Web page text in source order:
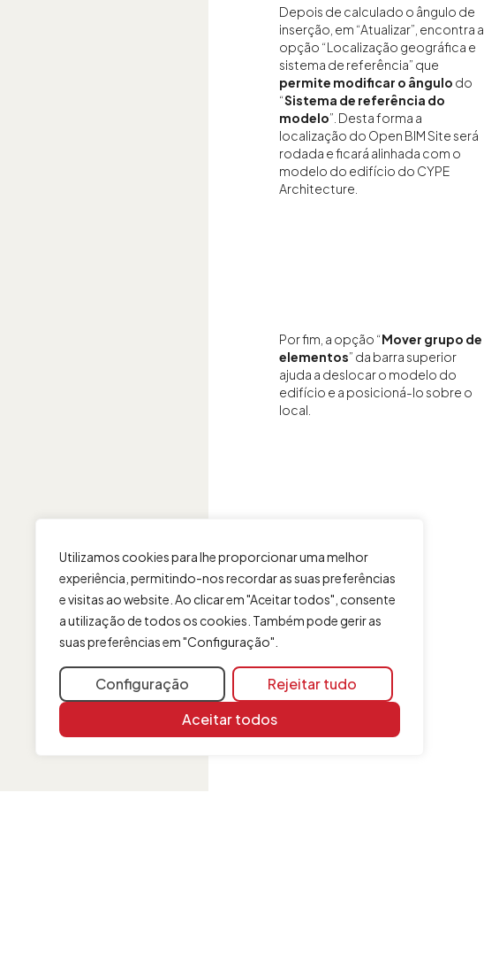
Utilizamos cookies para lhe proporcionar uma melhor
experiência, permitindo-nos recordar as suas preferências
e visitas ao website. Ao clicar em "Aceitar todos", consente
a utilização de todos os cookies. Também pode gerir as
suas preferências em "Configuração".
Configuração
Rejeitar tudo
Aceitar todos
Depois de calculado o ângulo de
inserção, em “Atualizar”, encontra a
opção “Localização geográfica e
sistema de referência” que
permite modificar o ângulo do
“Sistema de referência do
modelo”. Desta forma a
localização do Open BIM Site será
rodada e ficará alinhada com o
modelo do edifício do CYPE
Architecture.
Por fim, a opção “Mover grupo de
elementos” da barra superior
ajuda a deslocar o modelo do
edifício e a posicioná-lo sobre o
local.